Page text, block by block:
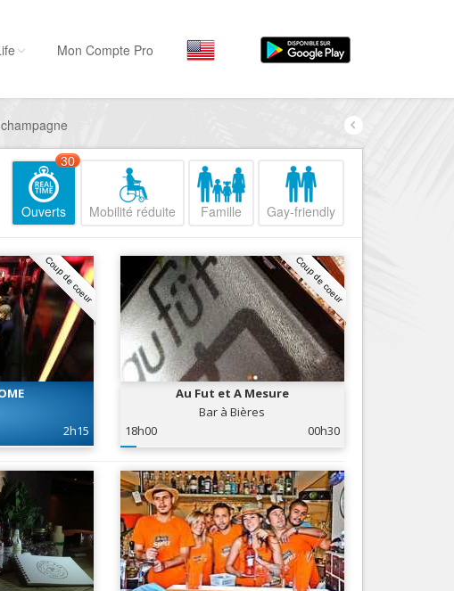
Hôtels, ...
Visiter
Sortir
Restaurants, ...
Commerces
Mode, ...
Loisirs
Plages, sports, ...
Services
Tourisme, ...
Par quartiers
Nice Promenade du
Nice le Port
Nice le Vieux Nice
Nice le Coeur de Ville
Nice les Collines Niçoises
Nice le petit Marais Niçois
Nice la plaine du Var
Nice Aéroport
Mon Compte Pro
Ouverts
30
Mobilité réduite Famille Gay-friendly
Coup de coeur
2h15
Coup de coeur
Au Fut et A Mesure
Bar à Bières
18h00
00h30